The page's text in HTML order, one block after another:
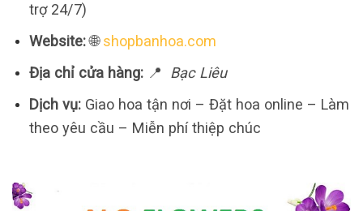
trợ 24/7)
Website:🌐shopbanhoa.com
Địa chỉ cửa hàng:📍
Bạc Liêu
Dịch vụ:Giao hoa tận nơi – Đặt hoa online – Làm
theo yêu cầu – Miễn phí thiệp chúc